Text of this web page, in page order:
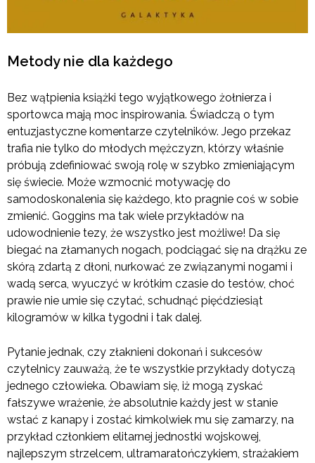
Metody nie dla każdego
Bez wątpienia książki tego wyjątkowego żołnierza i
sportowca mają moc inspirowania. Świadczą o tym
entuzjastyczne komentarze czytelników. Jego przekaz
trafia nie tylko do młodych mężczyzn, którzy właśnie
próbują zdefiniować swoją rolę w szybko zmieniającym
się świecie. Może wzmocnić motywację do
samodoskonalenia się każdego, kto pragnie coś w sobie
zmienić. Goggins ma tak wiele przykładów na
udowodnienie tezy, że wszystko jest możliwe! Da się
biegać na złamanych nogach, podciągać się na drążku ze
skórą zdartą z dłoni, nurkować ze związanymi nogami i
wadą serca, wyuczyć w krótkim czasie do testów, choć
prawie nie umie się czytać, schudnąć pięćdziesiąt
kilogramów w kilka tygodni i tak dalej.
Pytanie jednak, czy złaknieni dokonań i sukcesów
czytelnicy zauważą, że te wszystkie przykłady dotyczą
jednego człowieka. Obawiam się, iż mogą zyskać
fałszywe wrażenie, że absolutnie każdy jest w stanie
wstać z kanapy i zostać kimkolwiek mu się zamarzy, na
przykład członkiem elitarnej jednostki wojskowej,
najlepszym strzelcem, ultramaratończykiem, strażakiem